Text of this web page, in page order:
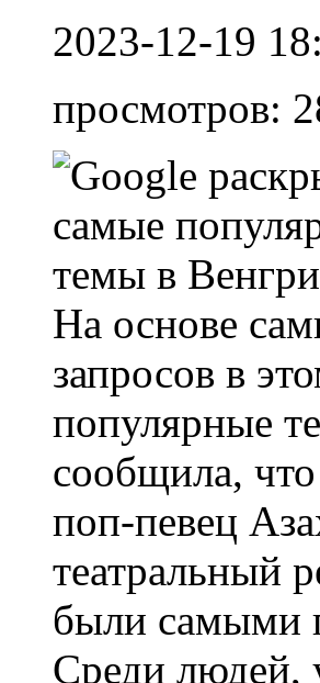
2023-12-19
просмотров:
На основе
запросов в
популярные
сообщила,
поп-певец
театральный
были самыми
Среди людей,